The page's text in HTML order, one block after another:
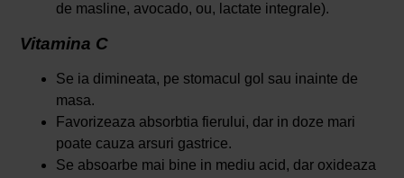
de masline, avocado, ou, lactate integrale).
Vitamina C
Se ia dimineata, pe stomacul gol sau inainte de
masa.
Favorizeaza absorbtia fierului, dar in doze mari
poate cauza arsuri gastrice.
Se absoarbe mai bine in mediu acid, dar oxideaza